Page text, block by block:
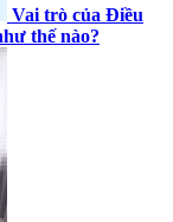
Vai trò của Điều
thế nào?